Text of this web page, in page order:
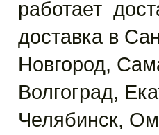
работает
доставка в
Новгород,
Волгоград,
Челябинск,